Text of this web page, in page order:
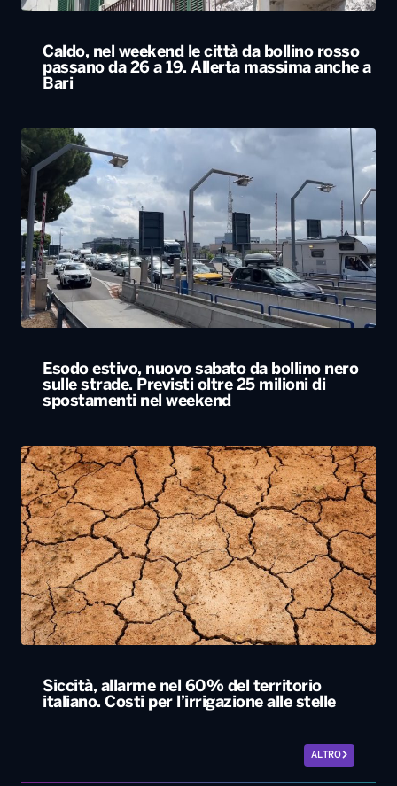
Caldo, nel weekend le città da bollino rosso
passano da 26 a 19. Allerta massima anche a
Bari
Esodo estivo, nuovo sabato da bollino nero
sulle strade. Previsti oltre 25 milioni di
spostamenti nel weekend
Siccità, allarme nel 60% del territorio
italiano. Costi per l’irrigazione alle stelle
ALTRO